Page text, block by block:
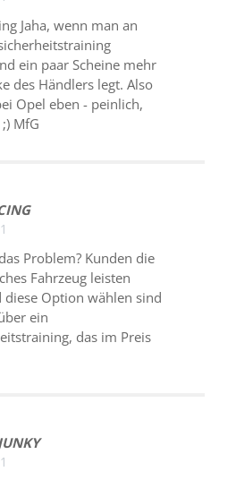
Jaha, wenn man an
ein paar Scheine mehr
des Händlers legt. Also
Opel eben - peinlich,
MfG
Problem? Kunden die
Fahrzeug leisten
diese Option wählen sind
ein
das im Preis